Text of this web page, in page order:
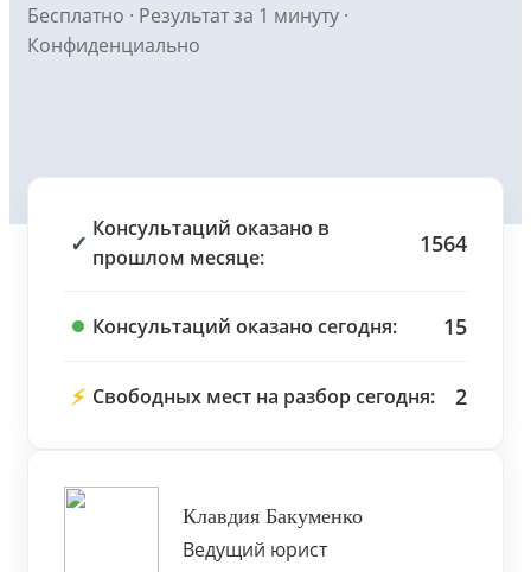
Бесплатно · Результат за 1 минуту ·
Конфиденциально
✓
Консультаций оказано в
прошлом месяце:
1564
Консультаций оказано сегодня: 15
⚡ Свободных мест на разбор сегодня: 2
Клавдия Бакуменко
Ведущий юрист